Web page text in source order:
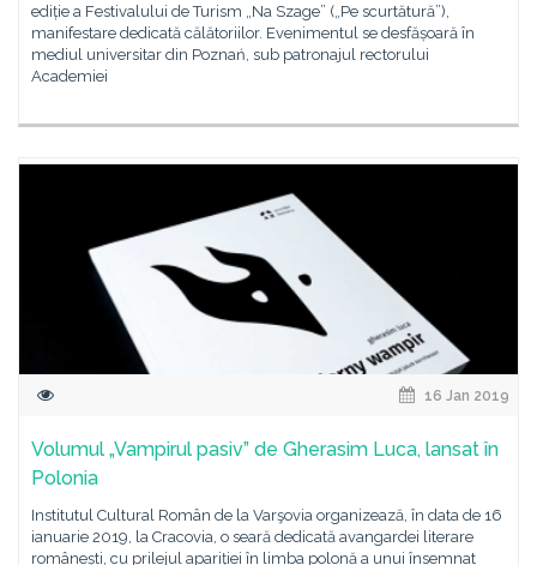
ediție a Festivalului de Turism „Na Szage” („Pe scurtătură”),
manifestare dedicată călătoriilor. Evenimentul se desfășoară în
mediul universitar din Poznań, sub patronajul rectorului
Academiei
16 Jan 2019
Volumul „Vampirul pasiv” de Gherasim Luca, lansat în
Polonia
Institutul Cultural Român de la Varşovia organizează, în data de 16
ianuarie 2019, la Cracovia, o seară dedicată avangardei literare
românești, cu prilejul apariției în limba polonă a unui însemnat